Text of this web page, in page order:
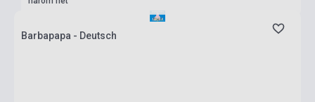
Barbapapa - Deutsch